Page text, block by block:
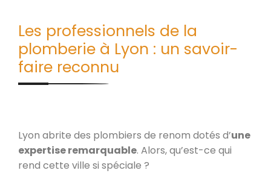
Les professionnels de la
plomberie à Lyon : un savoir-
faire reconnu
Lyon abrite des plombiers de renom dotés d’une
expertise remarquable. Alors, qu’est-ce qui
rend cette ville si spéciale ?